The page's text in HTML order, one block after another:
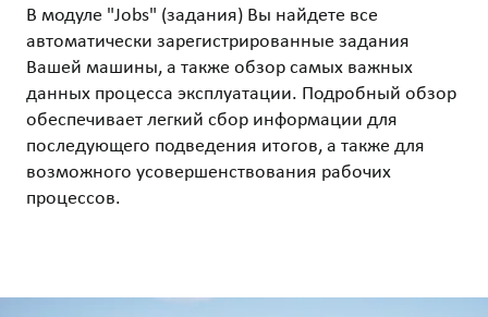
В модуле "Jobs" (задания) Вы найдете все
автоматически зарегистрированные задания
Вашей машины, а также обзор самых важных
данных процесса эксплуатации. Подробный обзор
обеспечивает легкий сбор информации для
последующего подведения итогов, а также для
возможного усовершенствования рабочих
процессов.